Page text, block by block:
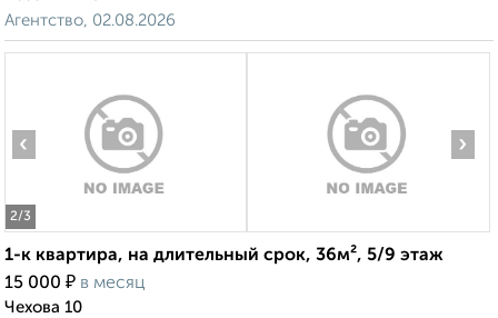
Агентство, 02.08.2026
2/3
‹ ›
1-к квартира, на длительный срок, 36м², 5/9 этаж
15 000 ₽ в месяц
Чехова 10